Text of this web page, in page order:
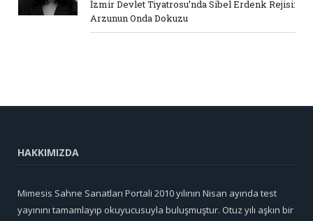
İzmir Devlet Tiyatrosu’nda Sibel Erdenk Rejisi:
Arzunun Onda Dokuzu
HAKKIMIZDA
Mimesis Sahne Sanatları Portali 2010 yılının Nisan ayında test
yayınını tamamlayıp okuyucusuyla buluşmuştur. Otuz yılı aşkın bir